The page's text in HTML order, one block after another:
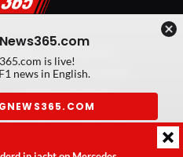
voorwaarden
by On Your Marks
Kansspeluitingen
is live!
news in English.